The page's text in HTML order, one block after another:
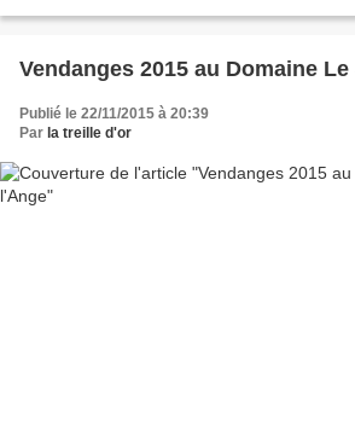
Vendanges 2015 au Domaine
Publié le 22/11/2015 à 20:39
Par la treille d'or